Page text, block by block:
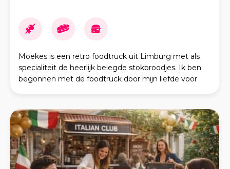
Moekes is een retro foodtruck uit Limburg met als
specialiteit de heerlijk belegde stokbroodjes. Ik ben
begonnen met de foodtruck door mijn liefde voor